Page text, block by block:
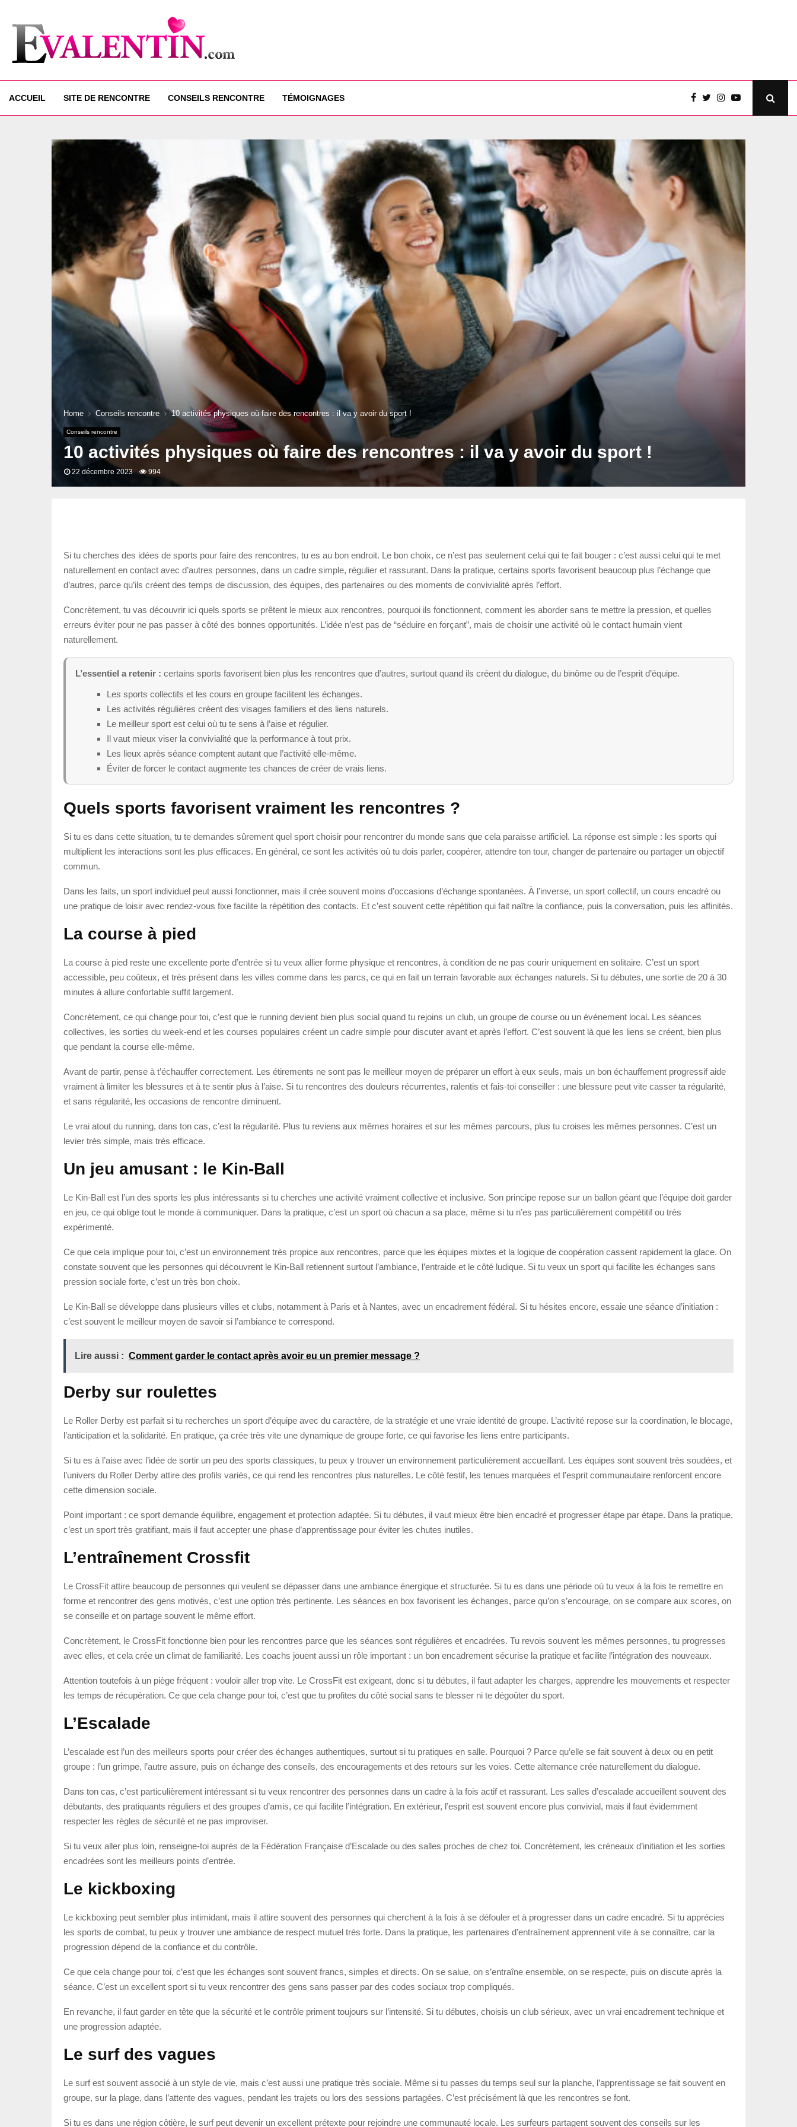
ACCUEIL SITE DE RENCONTRE CONSEILS RENCONTRE TÉMOIGNAGES
Home Conseils rencontre 10 activités physiques où faire des rencontres : il va y avoir du sport !
Conseils rencontre
10 activités physiques où faire des rencontres : il va y avoir du sport !
22 décembre 2023 994
Si tu cherches des idées de sports pour faire des rencontres, tu es au bon endroit. Le bon choix, ce n’est pas seulement celui qui te fait bouger : c’est aussi celui qui te met
naturellement en contact avec d’autres personnes, dans un cadre simple, régulier et rassurant. Dans la pratique, certains sports favorisent beaucoup plus l’échange que
d’autres, parce qu’ils créent des temps de discussion, des équipes, des partenaires ou des moments de convivialité après l’effort.
Concrètement, tu vas découvrir ici quels sports se prêtent le mieux aux rencontres, pourquoi ils fonctionnent, comment les aborder sans te mettre la pression, et quelles
erreurs éviter pour ne pas passer à côté des bonnes opportunités. L’idée n’est pas de “séduire en forçant”, mais de choisir une activité où le contact humain vient
naturellement.
L’essentiel a retenir : certains sports favorisent bien plus les rencontres que d’autres, surtout quand ils créent du dialogue, du binôme ou de l’esprit d’équipe.
Les sports collectifs et les cours en groupe facilitent les échanges.
Les activités régulières créent des visages familiers et des liens naturels.
Le meilleur sport est celui où tu te sens à l’aise et régulier.
Il vaut mieux viser la convivialité que la performance à tout prix.
Les lieux après séance comptent autant que l’activité elle-même.
Éviter de forcer le contact augmente tes chances de créer de vrais liens.
Quels sports favorisent vraiment les rencontres ?
Si tu es dans cette situation, tu te demandes sûrement quel sport choisir pour rencontrer du monde sans que cela paraisse artificiel. La réponse est simple : les sports qui
multiplient les interactions sont les plus efficaces. En général, ce sont les activités où tu dois parler, coopérer, attendre ton tour, changer de partenaire ou partager un objectif
commun.
Dans les faits, un sport individuel peut aussi fonctionner, mais il crée souvent moins d’occasions d’échange spontanées. À l’inverse, un sport collectif, un cours encadré ou
une pratique de loisir avec rendez-vous fixe facilite la répétition des contacts. Et c’est souvent cette répétition qui fait naître la confiance, puis la conversation, puis les affinités.
La course à pied
La course à pied reste une excellente porte d’entrée si tu veux allier forme physique et rencontres, à condition de ne pas courir uniquement en solitaire. C’est un sport
accessible, peu coûteux, et très présent dans les villes comme dans les parcs, ce qui en fait un terrain favorable aux échanges naturels. Si tu débutes, une sortie de 20 à 30
minutes à allure confortable suffit largement.
Concrètement, ce qui change pour toi, c’est que le running devient bien plus social quand tu rejoins un club, un groupe de course ou un événement local. Les séances
collectives, les sorties du week-end et les courses populaires créent un cadre simple pour discuter avant et après l’effort. C’est souvent là que les liens se créent, bien plus
que pendant la course elle-même.
Avant de partir, pense à t’échauffer correctement. Les étirements ne sont pas le meilleur moyen de préparer un effort à eux seuls, mais un bon échauffement progressif aide
vraiment à limiter les blessures et à te sentir plus à l’aise. Si tu rencontres des douleurs récurrentes, ralentis et fais-toi conseiller : une blessure peut vite casser ta régularité,
et sans régularité, les occasions de rencontre diminuent.
Le vrai atout du running, dans ton cas, c’est la régularité. Plus tu reviens aux mêmes horaires et sur les mêmes parcours, plus tu croises les mêmes personnes. C’est un
levier très simple, mais très efficace.
Un jeu amusant : le Kin-Ball
Le Kin-Ball est l’un des sports les plus intéressants si tu cherches une activité vraiment collective et inclusive. Son principe repose sur un ballon géant que l’équipe doit garder
en jeu, ce qui oblige tout le monde à communiquer. Dans la pratique, c’est un sport où chacun a sa place, même si tu n’es pas particulièrement compétitif ou très
expérimenté.
Ce que cela implique pour toi, c’est un environnement très propice aux rencontres, parce que les équipes mixtes et la logique de coopération cassent rapidement la glace. On
constate souvent que les personnes qui découvrent le Kin-Ball retiennent surtout l’ambiance, l’entraide et le côté ludique. Si tu veux un sport qui facilite les échanges sans
pression sociale forte, c’est un très bon choix.
Le Kin-Ball se développe dans plusieurs villes et clubs, notamment à Paris et à Nantes, avec un encadrement fédéral. Si tu hésites encore, essaie une séance d’initiation :
c’est souvent le meilleur moyen de savoir si l’ambiance te correspond.
Lire aussi : Comment garder le contact après avoir eu un premier message ?
Derby sur roulettes
Le Roller Derby est parfait si tu recherches un sport d’équipe avec du caractère, de la stratégie et une vraie identité de groupe. L’activité repose sur la coordination, le blocage,
l’anticipation et la solidarité. En pratique, ça crée très vite une dynamique de groupe forte, ce qui favorise les liens entre participants.
Si tu es à l’aise avec l’idée de sortir un peu des sports classiques, tu peux y trouver un environnement particulièrement accueillant. Les équipes sont souvent très soudées, et
l’univers du Roller Derby attire des profils variés, ce qui rend les rencontres plus naturelles. Le côté festif, les tenues marquées et l’esprit communautaire renforcent encore
cette dimension sociale.
Point important : ce sport demande équilibre, engagement et protection adaptée. Si tu débutes, il vaut mieux être bien encadré et progresser étape par étape. Dans la pratique,
c’est un sport très gratifiant, mais il faut accepter une phase d’apprentissage pour éviter les chutes inutiles.
L’entraînement Crossfit
Le CrossFit attire beaucoup de personnes qui veulent se dépasser dans une ambiance énergique et structurée. Si tu es dans une période où tu veux à la fois te remettre en
forme et rencontrer des gens motivés, c’est une option très pertinente. Les séances en box favorisent les échanges, parce qu’on s’encourage, on se compare aux scores, on
se conseille et on partage souvent le même effort.
Concrètement, le CrossFit fonctionne bien pour les rencontres parce que les séances sont régulières et encadrées. Tu revois souvent les mêmes personnes, tu progresses
avec elles, et cela crée un climat de familiarité. Les coachs jouent aussi un rôle important : un bon encadrement sécurise la pratique et facilite l’intégration des nouveaux.
Attention toutefois à un piège fréquent : vouloir aller trop vite. Le CrossFit est exigeant, donc si tu débutes, il faut adapter les charges, apprendre les mouvements et respecter
les temps de récupération. Ce que cela change pour toi, c’est que tu profites du côté social sans te blesser ni te dégoûter du sport.
L’Escalade
L’escalade est l’un des meilleurs sports pour créer des échanges authentiques, surtout si tu pratiques en salle. Pourquoi ? Parce qu’elle se fait souvent à deux ou en petit
groupe : l’un grimpe, l’autre assure, puis on échange des conseils, des encouragements et des retours sur les voies. Cette alternance crée naturellement du dialogue.
Dans ton cas, c’est particulièrement intéressant si tu veux rencontrer des personnes dans un cadre à la fois actif et rassurant. Les salles d’escalade accueillent souvent des
débutants, des pratiquants réguliers et des groupes d’amis, ce qui facilite l’intégration. En extérieur, l’esprit est souvent encore plus convivial, mais il faut évidemment
respecter les règles de sécurité et ne pas improviser.
Si tu veux aller plus loin, renseigne-toi auprès de la Fédération Française d’Escalade ou des salles proches de chez toi. Concrètement, les créneaux d’initiation et les sorties
encadrées sont les meilleurs points d’entrée.
Le kickboxing
Le kickboxing peut sembler plus intimidant, mais il attire souvent des personnes qui cherchent à la fois à se défouler et à progresser dans un cadre encadré. Si tu apprécies
les sports de combat, tu peux y trouver une ambiance de respect mutuel très forte. Dans la pratique, les partenaires d’entraînement apprennent vite à se connaître, car la
progression dépend de la confiance et du contrôle.
Ce que cela change pour toi, c’est que les échanges sont souvent francs, simples et directs. On se salue, on s’entraîne ensemble, on se respecte, puis on discute après la
séance. C’est un excellent sport si tu veux rencontrer des gens sans passer par des codes sociaux trop compliqués.
En revanche, il faut garder en tête que la sécurité et le contrôle priment toujours sur l’intensité. Si tu débutes, choisis un club sérieux, avec un vrai encadrement technique et
une progression adaptée.
Le surf des vagues
Le surf est souvent associé à un style de vie, mais c’est aussi une pratique très sociale. Même si tu passes du temps seul sur la planche, l’apprentissage se fait souvent en
groupe, sur la plage, dans l’attente des vagues, pendant les trajets ou lors des sessions partagées. C’est précisément là que les rencontres se font.
Si tu es dans une région côtière, le surf peut devenir un excellent prétexte pour rejoindre une communauté locale. Les surfeurs partagent souvent des conseils sur les